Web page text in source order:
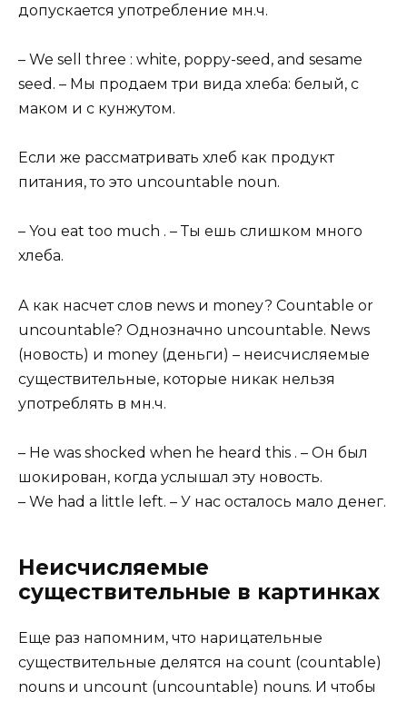
допускается употребление мн.ч.
– We sell three : white, poppy-seed, and sesame
seed. – Мы продаем три вида хлеба: белый, с
маком и с кунжутом.
Если же рассматривать хлеб как продукт
питания, то это uncountable noun.
– You eat too much . – Ты ешь слишком много
хлеба.
А как насчет слов news и money? Countable or
uncountable? Однозначно uncountable. News
(новость) и money (деньги) – неисчисляемые
существительные, которые никак нельзя
употреблять в мн.ч.
– He was shocked when he heard this . – Он был
шокирован, когда услышал эту новость.
– We had a little left. – У нас осталось мало денег.
Неисчисляемые
существительные в картинках
Еще раз напомним, что нарицательные
существительные делятся на count (countable)
nouns и uncount (uncountable) nouns. И чтобы